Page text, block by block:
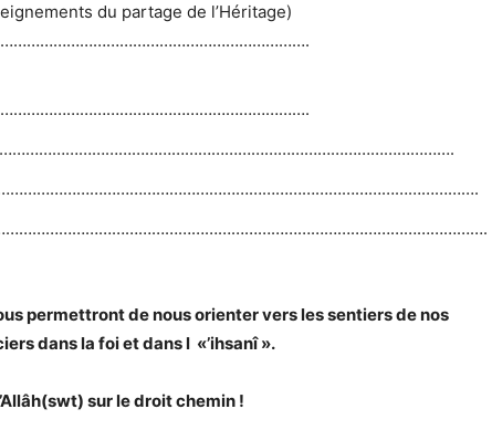
du partage de l’Héritage)
permettront de nous orienter vers les sentiers de nos
dans la foi et dans l «’ihsanî ».
sur le droit chemin !